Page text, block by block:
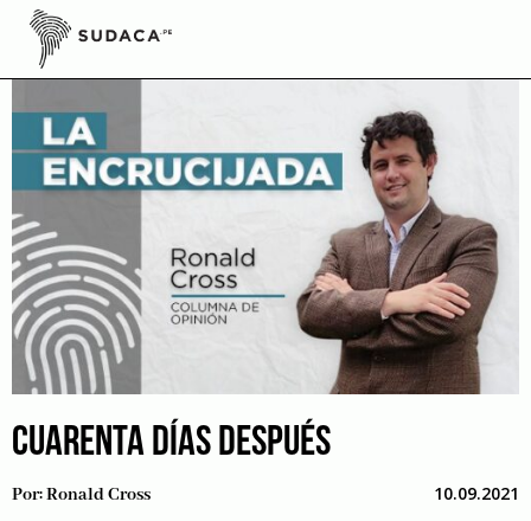
Skip
content
CUARENTA DÍAS DESPUÉS
Por:Ronald Cross 10.09.2021